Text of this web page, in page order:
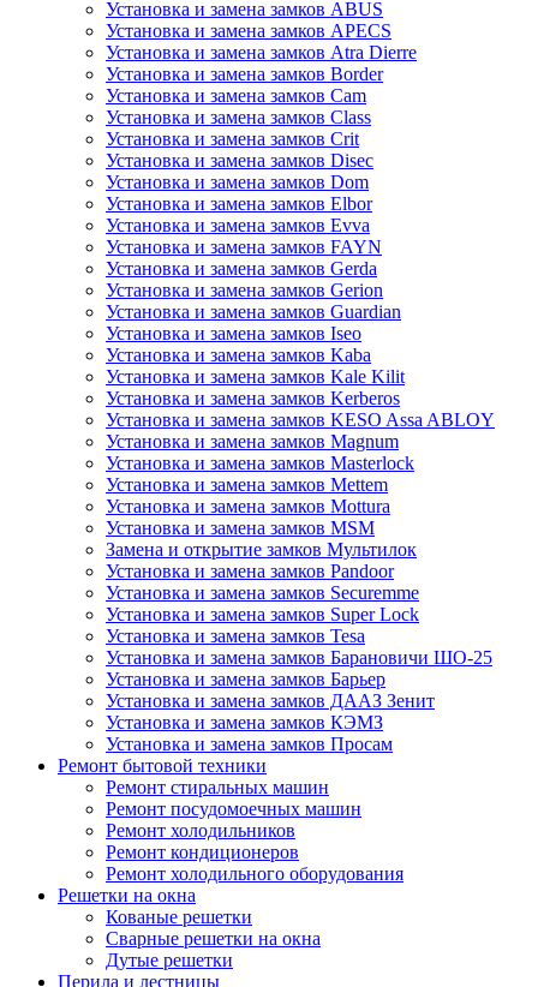
Установка и замена замков ABUS
Установка и замена замков APECS
Установка и замена замков Atra Dierre
Установка и замена замков Border
Установка и замена замков Cam
Установка и замена замков Class
Установка и замена замков Crit
Установка и замена замков Disec
Установка и замена замков Dom
Установка и замена замков Elbor
Установка и замена замков Evva
Установка и замена замков FAYN
Установка и замена замков Gerda
Установка и замена замков Gerion
Установка и замена замков Guardian
Установка и замена замков Iseo
Установка и замена замков Kaba
Установка и замена замков Kale Kilit
Установка и замена замков Kerberos
Установка и замена замков KESO Assa ABLOY
Установка и замена замков Magnum
Установка и замена замков Masterlock
Установка и замена замков Mettem
Установка и замена замков Mottura
Установка и замена замков MSM
Замена и открытие замков Мультилок
Установка и замена замков Pandoor
Установка и замена замков Securemme
Установка и замена замков Super Lock
Установка и замена замков Tesa
Установка и замена замков Барановичи ШО-25
Установка и замена замков Барьер
Установка и замена замков ДААЗ Зенит
Установка и замена замков КЭМЗ
Установка и замена замков Просам
Ремонт бытовой техники
Ремонт стиральных машин
Ремонт посудомоечных машин
Ремонт холодильников
Ремонт кондиционеров
Ремонт холодильного оборудования
Решетки на окна
Кованые решетки
Сварные решетки на окна
Дутые решетки
Перила и лестницы